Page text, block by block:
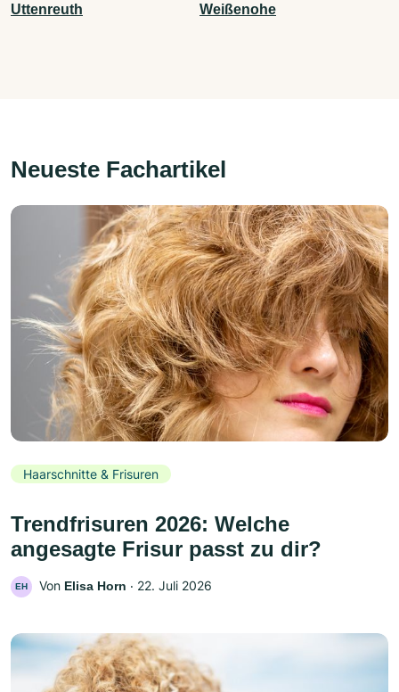
Uttenreuth Weißenohe
Neueste Fachartikel
Haarschnitte & Frisuren
Trendfrisuren 2026: Welche
angesagte Frisur passt zu dir?
EH Von Elisa Horn ‧ 22. Juli 2026